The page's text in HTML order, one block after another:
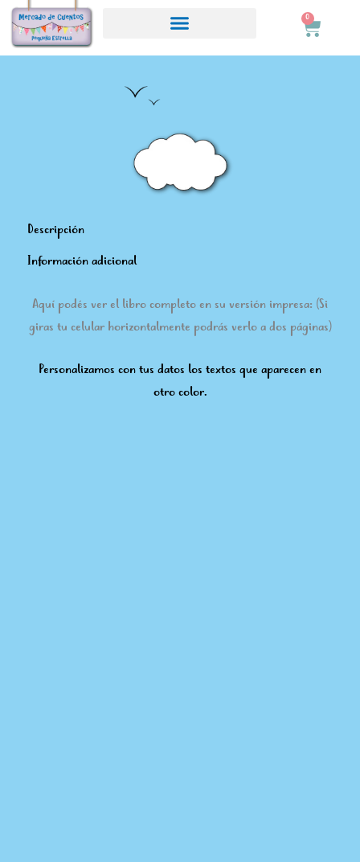
contenido
0
Carrito
Descripción
Información adicional
Aquí podés ver el libro completo en su versión impresa: (Si
giras tu celular horizontalmente podrás verlo a dos páginas)
Personalizamos con tus datos los textos que aparecen en
otro color.